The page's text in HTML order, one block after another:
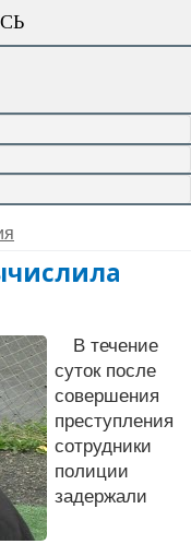
В течение
суток после
совершения
преступления
сотрудники
полиции
задержали